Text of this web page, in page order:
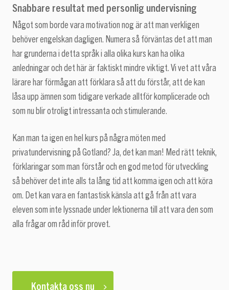
Snabbare resultat med personlig undervisning
Något som borde vara motivation nog är att man verkligen
behöver engelskan dagligen. Numera så förväntas det att man
har grunderna i detta språk i alla olika kurs kan ha olika
anledningar och det här är faktiskt mindre viktigt. Vi vet att våra
lärare har förmågan att förklara så att du förstår, att de kan
låsa upp ämnen som tidigare verkade alltför komplicerade och
som nu blir otroligt intressanta och stimulerande.
Kan man ta igen en hel kurs på några möten med
privatundervisning på Gotland? Ja, det kan man! Med rätt teknik,
förklaringar som man förstår och en god metod för utveckling
så behöver det inte alls ta lång tid att komma igen och att köra
om. Det kan vara en fantastisk känsla att gå från att vara
eleven som inte lyssnade under lektionerna till att vara den som
alla frågar om råd inför provet.
Kontakta oss nu